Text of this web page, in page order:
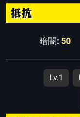
抵抗
暗闇: 50
Lv.1